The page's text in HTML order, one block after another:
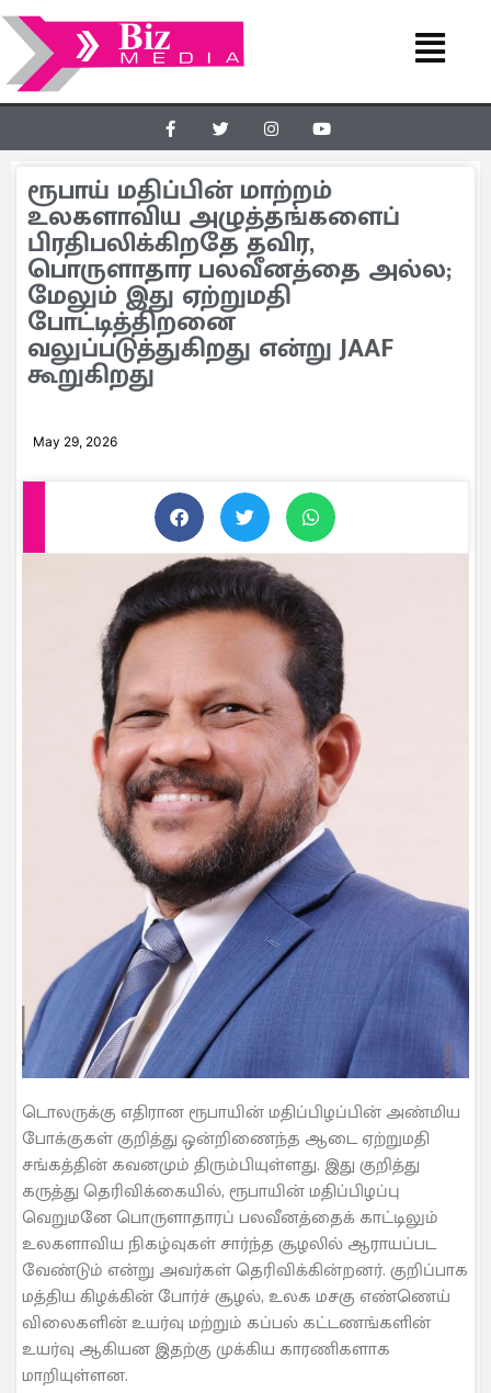
ரூபாய் மதிப்பின் மாற்றம்
உலகளாவிய அழுத்தங்களைப்
பிரதிபலிக்கிறதே தவிர,
பொருளாதார பலவீனத்தை அல்ல;
மேலும் இது ஏற்றுமதி
போட்டித்திறனை
வலுப்படுத்துகிறது என்று JAAF
கூறுகிறது
May 29, 2026
டொலருக்கு எதிரான ரூபாயின் மதிப்பிழப்பின் அண்மிய
போக்குகள் குறித்து ஒன்றிணைந்த ஆடை ஏற்றுமதி
சங்கத்தின் கவனமும் திரும்பியுள்ளது. இது குறித்து
கருத்து தெரிவிக்கையில், ரூபாயின் மதிப்பிழப்பு
வெறுமனே பொருளாதாரப் பலவீனத்தைக் காட்டிலும்
உலகளாவிய நிகழ்வுகள் சார்ந்த சூழலில் ஆராயப்பட
வேண்டும் என்று அவர்கள் தெரிவிக்கின்றனர். குறிப்பாக
மத்திய கிழக்கின் போர்ச் சூழல், உலக மசகு எண்ணெய்
விலைகளின் உயர்வு மற்றும் கப்பல் கட்டணங்களின்
உயர்வு ஆகியன இதற்கு முக்கிய காரணிகளாக
மாறியுள்ளன.